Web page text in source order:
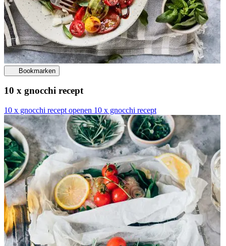
Bookmarken
10 x gnocchi recept
10 x gnocchi recept openen 10 x gnocchi recept